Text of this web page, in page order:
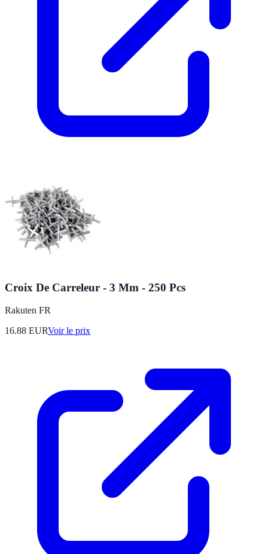
Croix De Carreleur - 3 Mm - 250 Pcs
Rakuten FR
16.88 EURVoir le prix